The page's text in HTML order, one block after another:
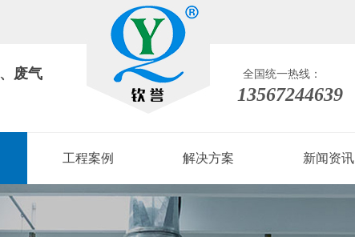
、 废气
全国统一热线：
13567244639
工程案例 解决方案 新闻资讯